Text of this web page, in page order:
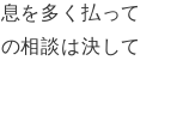
を多く払って
相談は決して